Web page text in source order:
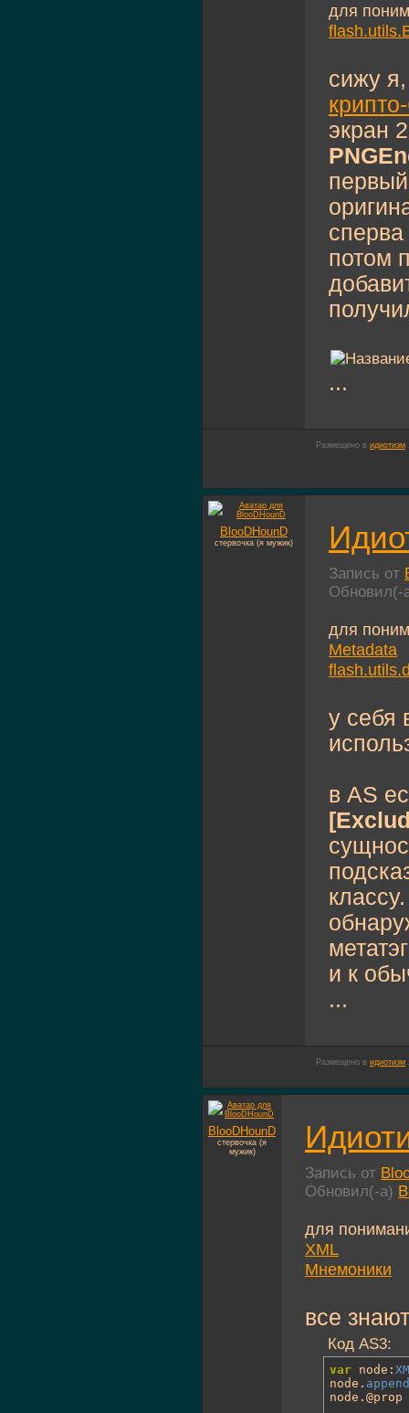
для
сижу
экран
потом
...
Размещено в идиотизм
BlooDHounD
стервочка (я мужик)
Запись от
для
Metadata
у себя
в AS
и к
...
Размещено в идиотизм
BlooDHounD
стервочка (я
мужик)
Запись от
Обновил(-а)
для
XML
Мнемоники
все
Код AS3:
var node:
node.